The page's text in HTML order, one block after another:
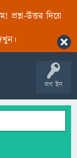
প্রশ্ন-উত্তর দিয়ে
লগ ইন